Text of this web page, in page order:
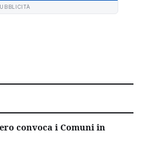
convoca i Comuni in